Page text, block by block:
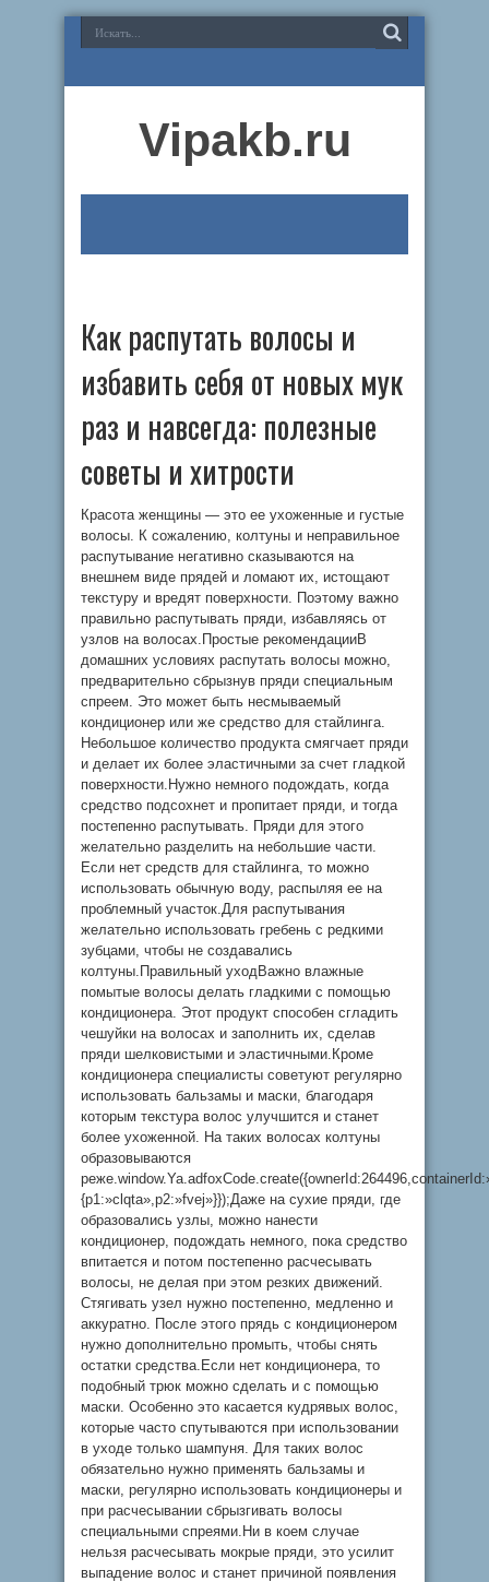
Vipakb.ru
Как распутать волосы и
избавить себя от новых мук
раз и навсегда: полезные
советы и хитрости
Красота женщины — это ее ухоженные и густые
волосы. К сожалению, колтуны и неправильное
распутывание негативно сказываются на
внешнем виде прядей и ломают их, истощают
текстуру и вредят поверхности. Поэтому важно
правильно распутывать пряди, избавляясь от
узлов на волосах.Простые рекомендацииВ
домашних условиях распутать волосы можно,
предварительно сбрызнув пряди специальным
спреем. Это может быть несмываемый
кондиционер или же средство для стайлинга.
Небольшое количество продукта смягчает пряди
и делает их более эластичными за счет гладкой
поверхности.Нужно немного подождать, когда
средство подсохнет и пропитает пряди, и тогда
постепенно распутывать. Пряди для этого
желательно разделить на небольшие части.
Если нет средств для стайлинга, то можно
использовать обычную воду, распыляя ее на
проблемный участок.Для распутывания
желательно использовать гребень с редкими
зубцами, чтобы не создавались
колтуны.Правильный уходВажно влажные
помытые волосы делать гладкими с помощью
кондиционера. Этот продукт способен сгладить
чешуйки на волосах и заполнить их, сделав
пряди шелковистыми и эластичными.Кроме
кондиционера специалисты советуют регулярно
использовать бальзамы и маски, благодаря
которым текстура волос улучшится и станет
более ухоженной. На таких волосах колтуны
образовываются
{p1:»clqta»,p2:»fvej»}});Даже на сухие пряди, где
образовались узлы, можно нанести
кондиционер, подождать немного, пока средство
впитается и потом постепенно расчесывать
волосы, не делая при этом резких движений.
Стягивать узел нужно постепенно, медленно и
аккуратно. После этого прядь с кондиционером
нужно дополнительно промыть, чтобы снять
остатки средства.Если нет кондиционера, то
подобный трюк можно сделать и с помощью
маски. Особенно это касается кудрявых волос,
которые часто спутываются при использовании
в уходе только шампуня. Для таких волос
обязательно нужно применять бальзамы и
маски, регулярно использовать кондиционеры и
при расчесывании сбрызгивать волосы
специальными спреями.Ни в коем случае
нельзя расчесывать мокрые пряди, это усилит
выпадение волос и станет причиной появления